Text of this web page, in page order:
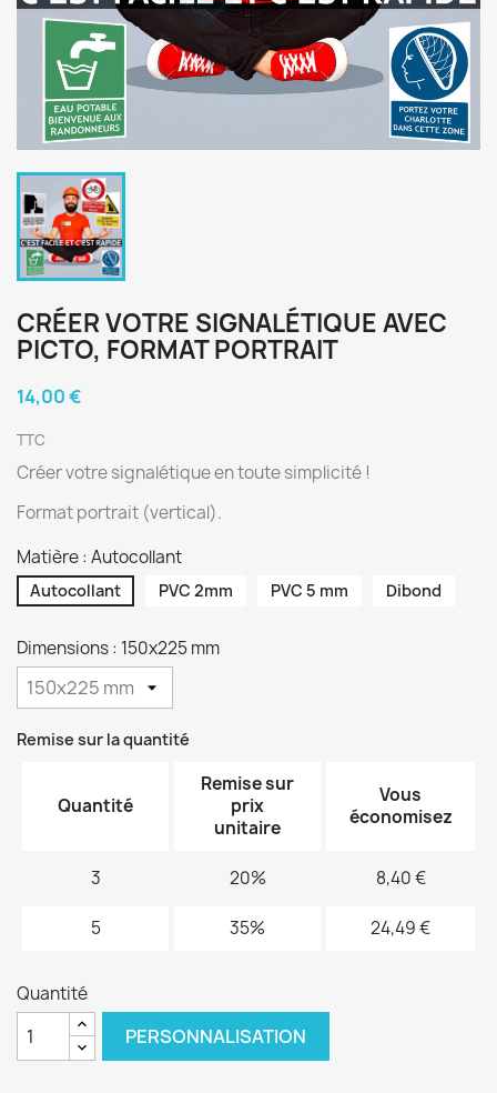
CRÉER VOTRE SIGNALÉTIQUE AVEC
PICTO, FORMAT PORTRAIT
14,00 €
TTC
Créer votre signalétique en toute simplicité !
Format portrait (vertical).
Matière : Autocollant
Autocollant PVC 2mm PVC 5 mm Dibond
Dimensions : 150x225 mm
Remise sur la quantité
Quantité
Remise sur
prix
unitaire
Vous
économisez
3 20% 8,40 €
5 35% 24,49 €
Quantité
PERSONNALISATION